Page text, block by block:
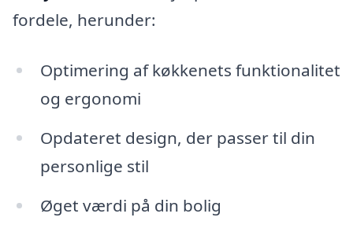
fordele, herunder:
Optimering af køkkenets funktionalitet
og ergonomi
Opdateret design, der passer til din
personlige stil
Øget værdi på din bolig